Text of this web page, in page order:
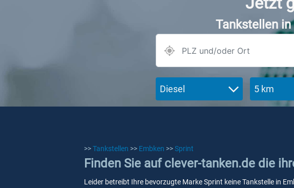
Tankstellen
Diesel 5 km
>>Tankstellen >> Embken >>Sprint
Finden Sie auf clever-tanken.de die
Leider betreibt Ihre bevorzugte Marke Sprint keine Tankstelle in